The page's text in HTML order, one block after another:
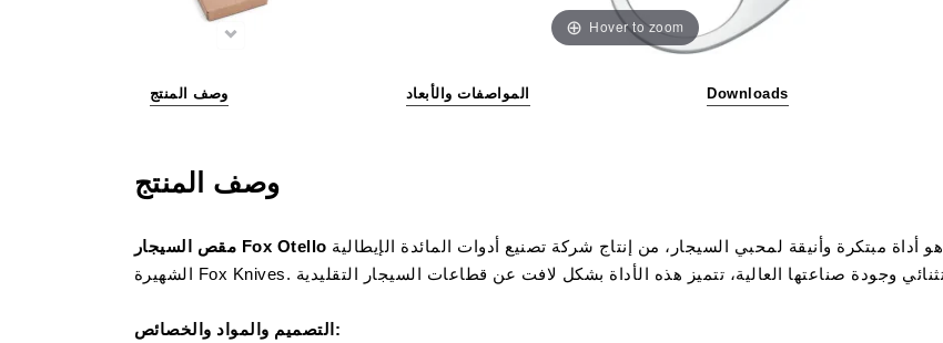
Hover to zoom
وصف المنتج المواصفات والأبعاد Downloads
وصف المنتج
هو أداة مبتكرة وأنيقة لمحبي السيجار، من إنتاج شركة تصنيع أدوات المائدة الإيطالية
التصميم والمواد والخصائص: